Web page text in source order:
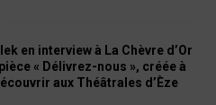
en interview à La Chèvre d’Or
« Délivrez-nous », créée à
aux Théâtrales d’Èze